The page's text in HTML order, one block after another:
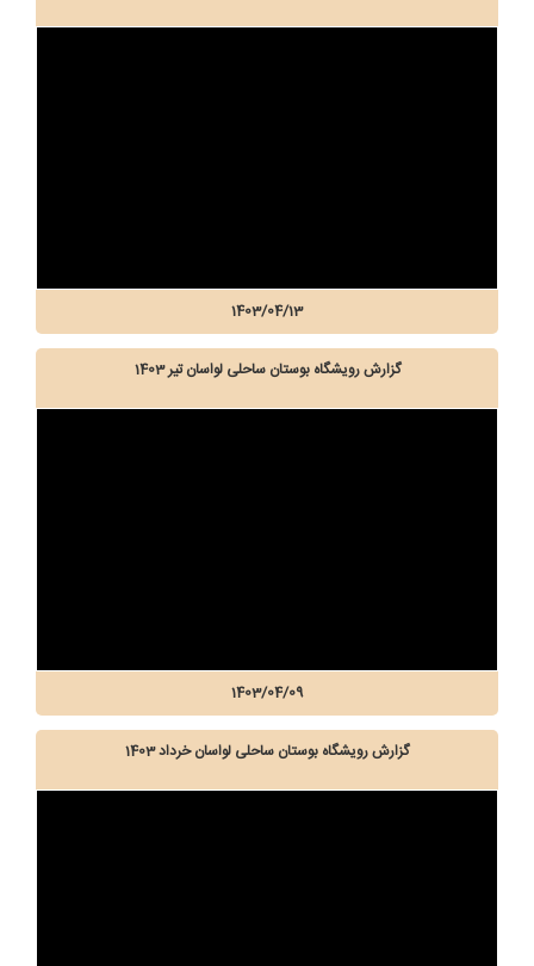
1403/04/13
گزارش رویشگاه بوستان ساحلی لواسان تیر 1403
1403/04/09
گزارش رویشگاه بوستان ساحلی لواسان خرداد 1403